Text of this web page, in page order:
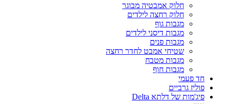
חלוק אמבטיה מבוגר
חלוק רחצה לילדים
מגבות גוף
מגבות דיסני לילדים
מגבות פנים
שטיחי אמבט לחדר רחצה
מגבות מטבח
מגבות חוף
חד פעמי
פוליז גרביים
פיג'מות של דלתא Delta